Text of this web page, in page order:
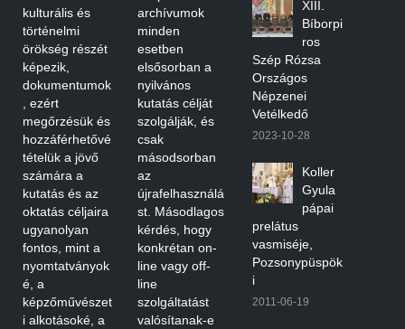
kulturális és
történelmi
örökség részét
képezik,
dokumentumok
, ezért
megőrzésük és
hozzáférhetővé
tételük a jövő
számára a
kutatás és az
oktatás céljaira
ugyanolyan
fontos, mint a
nyomtatványok
é, a
képzőművészet
i alkotásoké, a
archívumok
minden
esetben
elsősorban a
nyilvános
kutatás célját
szolgálják, és
csak
másodsorban
az
újrafelhasználá
st. Másodlagos
kérdés, hogy
konkrétan on-
line vagy off-
line
szolgáltatást
valósítanak-e
XIII.
Bíborpi
ros
Szép Rózsa
Országos
Népzenei
Vetélkedő
2023-10-28
Koller
Gyula
pápai
prelátus
vasmiséje,
Pozsonypüspök
i
2011-06-19